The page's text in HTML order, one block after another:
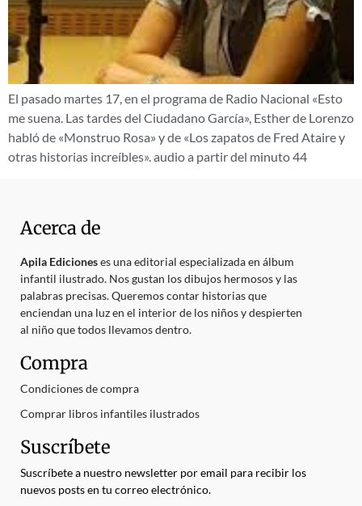
El pasado martes 17, en el programa de Radio Nacional «Esto
me suena. Las tardes del Ciudadano García», Esther de Lorenzo
habló de «Monstruo Rosa» y de «Los zapatos de Fred Ataire y
otras historias increíbles». audio a partir del minuto 44
Acerca de
Apila Edicioneses una editorial especializada en álbum
infantil ilustrado. Nos gustan los dibujos hermosos y las
palabras precisas. Queremos contar historias que
enciendan una luz en el interior de los niños y despierten
al niño que todos llevamos dentro.
Compra
Condiciones de compra
Comprar libros infantiles ilustrados
Suscríbete
Suscríbete a nuestro newsletter por email para recibir los
nuevos posts en tu correo electrónico.